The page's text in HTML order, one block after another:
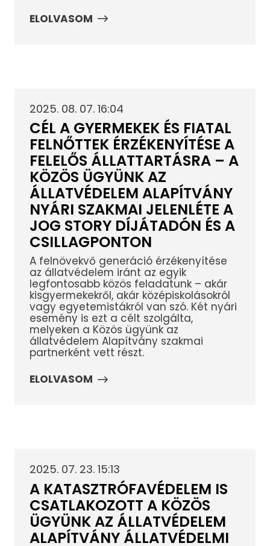
ELOLVASOM
2025. 08. 07. 16:04
CÉL A GYERMEKEK ÉS FIATAL
FELNŐTTEK ÉRZÉKENYÍTÉSE A
FELELŐS ÁLLATTARTÁSRA – A
KÖZÖS ÜGYÜNK AZ
ÁLLATVÉDELEM ALAPÍTVÁNY
NYÁRI SZAKMAI JELENLÉTE A
JOG STORY DÍJÁTADÓN ÉS A
CSILLAGPONTON
A felnövekvő generáció érzékenyítése
az állatvédelem iránt az egyik
legfontosabb közös feladatunk – akár
kisgyermekekről, akár középiskolásokról
vagy egyetemistákról van szó. Két nyári
esemény is ezt a célt szolgálta,
melyeken a Közös ügyünk az
állatvédelem Alapítvány szakmai
partnerként vett részt.
ELOLVASOM
2025. 07. 23. 15:13
A KATASZTRÓFAVÉDELEM IS
CSATLAKOZOTT A KÖZÖS
ÜGYÜNK AZ ÁLLATVÉDELEM
ALAPÍTVÁNY ÁLLATVÉDELMI